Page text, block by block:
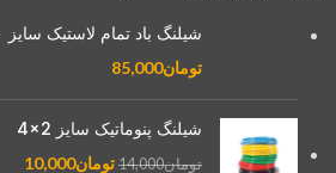
شیلنگ باد تمام لاستیک سایز ۱۰
تومان85,000
شیلنگ پنوماتیک سایز 2×4
تومان14,000 تومان10,000